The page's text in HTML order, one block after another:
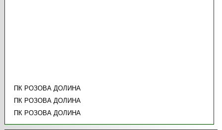
ПК РОЗОВА ДОЛИНА
ПК РОЗОВА ДОЛИНА
ПК РОЗОВА ДОЛИНА